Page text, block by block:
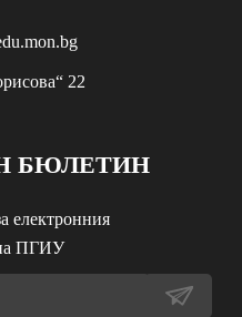
22
БЮЛЕТИН
електронния
ПГИУ